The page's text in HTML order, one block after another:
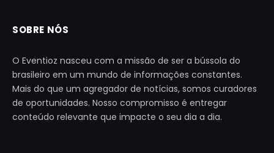
SOBRE NÓS
O Eventioz nasceu com a missão de ser a bússola do
brasileiro em um mundo de informações constantes.
Mais do que um agregador de notícias, somos curadores
de oportunidades. Nosso compromisso é entregar
conteúdo relevante que impacte o seu dia a dia.